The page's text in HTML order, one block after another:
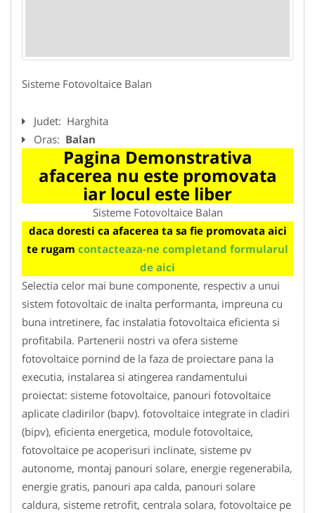
Sisteme Fotovoltaice Balan
Judet: Harghita
Oras: Balan
Pagina Demonstrativa
afacerea nu este promovata
iar locul este liber
Sisteme Fotovoltaice Balan
daca doresti ca afacerea ta sa fie promovata aici
te rugam contacteaza-ne completand formularul
de aici
Selectia celor mai bune componente, respectiv a unui
sistem fotovoltaic de inalta performanta, impreuna cu
buna intretinere, fac instalatia fotovoltaica eficienta si
profitabila. Partenerii nostri va ofera sisteme
fotovoltaice pornind de la faza de proiectare pana la
executia, instalarea si atingerea randamentului
proiectat: sisteme fotovoltaice, panouri fotovoltaice
aplicate cladirilor (bapv). fotovoltaice integrate in cladiri
(bipv), eficienta energetica, module fotovoltaice,
fotovoltaice pe acoperisuri inclinate, sisteme pv
autonome, montaj panouri solare, energie regenerabila,
energie gratis, panouri apa calda, panouri solare
caldura, sisteme retrofit, centrala solara, fotovoltaice pe